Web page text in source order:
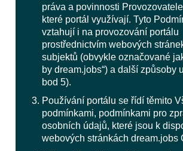
práva a povinnosti
které portál využívají. Tyto
vztahují i na provozování portálu
prostřednictvím webových
subjektů (obvykle označované
by dream.jobs“) a další způsoby
bod 5).
Používání portálu se řídí těmito
podmínkami, podmínkami pro
osobních údajů, které jsou k
webových stránkách dream.jobs